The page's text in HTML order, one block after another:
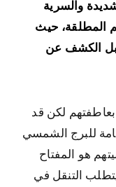
والسرية
المطلقة، حيث
الكشف عن
لكن قد
للبرج الشمسي
هو المفتاح
التنقل في